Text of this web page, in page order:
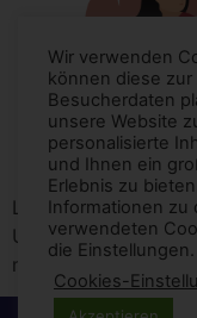
Letzte Woche war
Und sogar eine
mit dem Orchester.
Wir verwenden
können diese
Besucherdaten
unsere Website
personalisierte
und Ihnen ein
Erlebnis zu
Informationen zu
verwendeten
die Einstellungen.
Cookies-